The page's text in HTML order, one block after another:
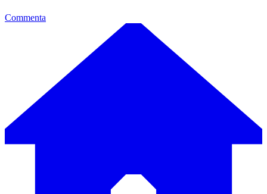
Commenta